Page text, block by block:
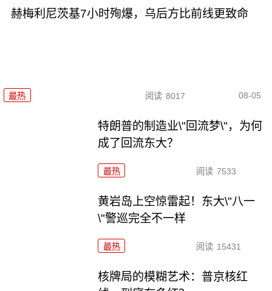
赫梅利尼茨基7小时殉爆，乌后方比前线更致命
最热 阅读 8017 08-05
特朗普的制造业\"回流梦\"，为何
成了回流东大？
最热 阅读 7533
黄岩岛上空惊雷起！东大\"八一
\"警巡完全不一样
最热 阅读 15431
核牌局的模糊艺术：普京核红